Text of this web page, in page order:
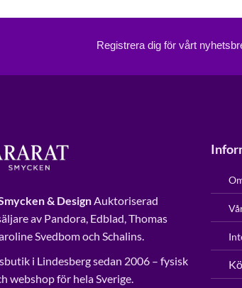
Registrera dig för vårt
& DesignAuktoriserad
av Pandora, Edblad, Thomas
Svedbom och Schalins.
i Lindesberg sedan 2006 – fysisk
webshop för hela Sverige.